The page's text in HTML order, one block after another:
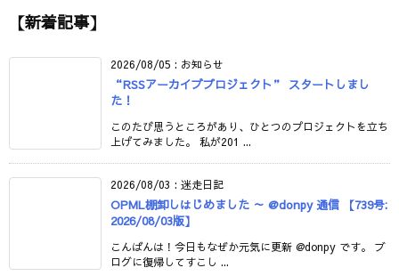
【新着記事】
2026/08/05 : お知らせ
“RSSアーカイブプロジェクト” スタートしまし
た！
このたび思うところがあり、ひとつのプロジェクトを立ち
上げてみました。 私が201 ...
2026/08/03 : 迷走日記
OPML棚卸しはじめました ～ @donpy 通信 【739号:
2026/08/03版】
こんばんは！今日もなぜか元気に更新 @donpy です。 ブ
ログに復帰してすこし ...